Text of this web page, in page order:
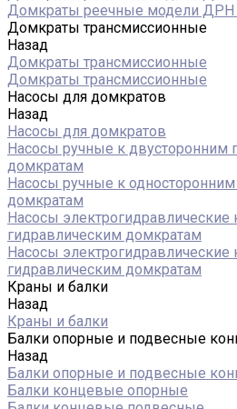
Домкраты реечные модели ДРН
Домкраты трансмиссионные
Назад
Домкраты трансмиссионные
Домкраты трансмиссионные
Насосы для домкратов
Назад
Насосы для домкратов
Насосы ручные к двусторонним
домкратам
Насосы ручные к
домкратам
Насосы электрогидравлические
гидравлическим домкратам
Насосы электрогидравлические
гидравлическим домкратам
Краны и балки
Назад
Краны и балки
Балки опорные и подвесные
Назад
Балки опорные и подвесные
Балки концевые опорные